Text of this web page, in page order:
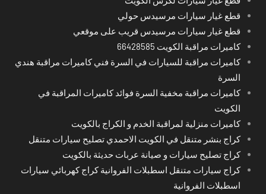
قطع غيار سيارات مرسيدس حولي
قطع غيار سيارات مرسيدس قريب على موقعي
كاميرات مراقبة الكويت 66428585
كاميرات مراقبة للسيارات في السرة فني كاميرات مراقبة هندي
السرة
كاميرات مراقبة مخفية السرة فوائد كاميرات المراقبة في
الكويت
كاميرات منزلية لمراقبة الخدم و الكراج بالكويت
كراج بنشر متنقل في الكويت الاحمدي تصليح سيارات متنقل
كراج تصليح سيارات و صيانة عربات حديثة بالكويت
كراج سيارات متنقل اسطبلات الفروانية كراج كهربائي سيارات
اسطبلات الفروانية